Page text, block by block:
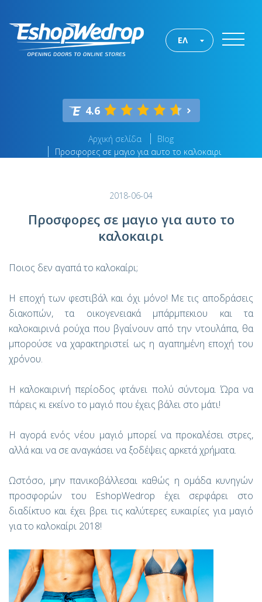
ΕΛ
4.6
Αρχική σελίδα
Blog
Προσφορες σε μαγιο για αυτο το καλοκαιρι
2018-06-04
Προσφορες σε μαγιο για αυτο το
καλοκαιρι
Ποιος δεν αγαπά το καλοκαίρι;
H εποχή των φεστιβάλ και όχι μόνο! Με τις αποδράσεις
διακοπών, τα οικογενειακά μπάρμπεκιου και τα
καλοκαιρινά ρούχα που βγαίνουν από την ντουλάπα, θα
μπορούσε να χαρακτηριστεί ως η αγαπημένη εποχή του
χρόνου.
Η καλοκαιρινή περίοδος φτάνει πολύ σύντομα. Ώρα να
πάρεις κι εκείνο το μαγιό που έχεις βάλει στο μάτι!
Η αγορά ενός νέου μαγιό μπορεί να προκαλέσει στρες,
αλλά και να σε αναγκάσει να ξοδέψεις αρκετά χρήματα.
Ωστόσο, μην πανικοβάλλεσαι καθώς η ομάδα κυνηγών
προσφορών του EshopWedrop έχει σερφάρει στο
διαδίκτυο και έχει βρει τις καλύτερες ευκαιρίες για μαγιό
για το καλοκαίρι 2018!